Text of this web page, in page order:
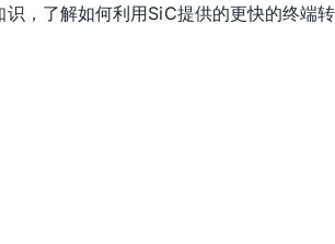
，了解如何利用SiC提供的更快的终端